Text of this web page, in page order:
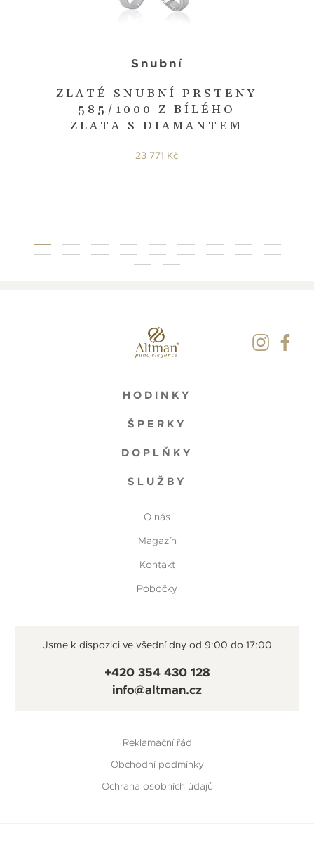
ZLATÉ SNUBNÍ PRSTENY
585/1000 Z BÍLÉHO
ZLATA S DIAMANTEM
Snubní
23 771 Kč
HODINKY
ŠPERKY
DOPLŇKY
SLUŽBY
O nás
Magazín
Kontakt
Pobočky
Jsme k dispozici ve všední dny od 9:00 do 17:00
+420 354 430 128
info@altman.cz
Reklamační řád
Obchodní podmínky
Ochrana osobních údajů